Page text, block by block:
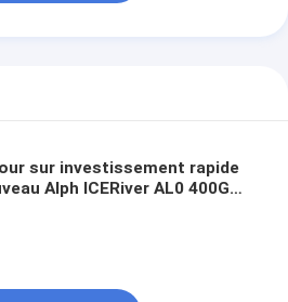
sur investissement rapide
Alph ICERiver AL0 400G